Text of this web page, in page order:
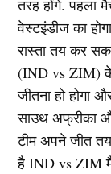
तरह होंगे. पहला
वेस्टइंडीज का
रास्ता तय कर
(IND vs ZIM) के
जीतना हो होगा
साउथ अफ्रीका
टीम अपने जीत
है IND vs ZIM